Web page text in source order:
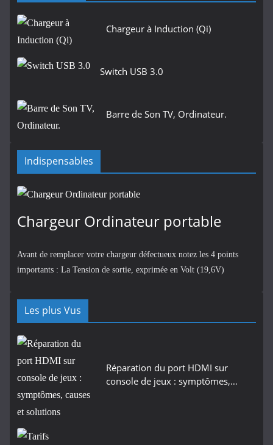
Chargeur à Induction (Qi)
Switch USB 3.0
Barre de Son TV, Ordinateur.
Indispensables
Chargeur Ordinateur portable
Avant de remplacer votre chargeur défectueux notez les 4 points
importants : La Tension de sortie, exprimée en Volt (19,6V)
Les plus Vus
Réparation du port HDMI sur
console de jeux : symptômes,…